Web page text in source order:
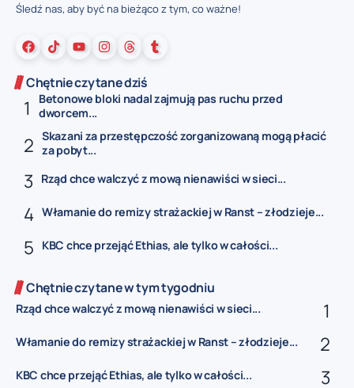
Śledź nas, aby być na bieżąco z tym, co ważne!
Chętnie czytane dziś
Betonowe bloki nadal zajmują pas ruchu przed
dworcem...
Skazani za przestępczość zorganizowaną mogą płacić
za pobyt...
Rząd chce walczyć z mową nienawiści w sieci...
Włamanie do remizy strażackiej w Ranst – złodzieje...
KBC chce przejąć Ethias, ale tylko w całości...
Chętnie czytane w tym tygodniu
Rząd chce walczyć z mową nienawiści w sieci...
Włamanie do remizy strażackiej w Ranst – złodzieje...
KBC chce przejąć Ethias, ale tylko w całości...